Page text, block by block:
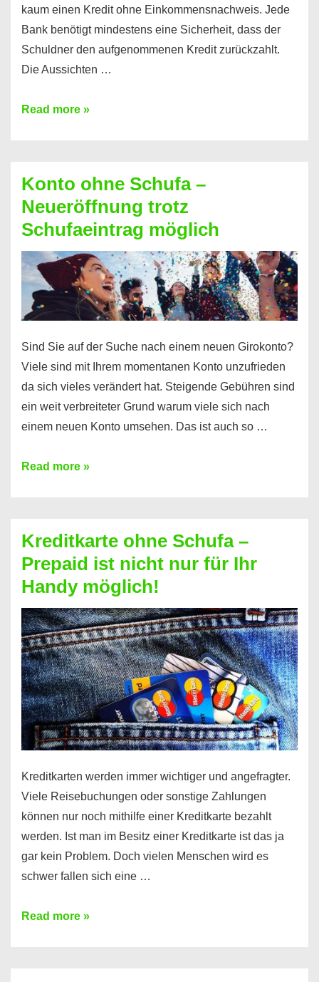
kaum einen Kredit ohne Einkommensnachweis. Jede
Bank benötigt mindestens eine Sicherheit, dass der
Schuldner den aufgenommenen Kredit zurückzahlt.
Die Aussichten …
Mit
Sie
einen
Kredit
ohne
Einkommensnachweis
Read more »
Konto ohne Schufa –
Neueröffnung trotz
Schufaeintrag möglich
Sind Sie auf der Suche nach einem neuen Girokonto?
Viele sind mit Ihrem momentanen Konto unzufrieden
da sich vieles verändert hat. Steigende Gebühren sind
ein weit verbreiteter Grund warum viele sich nach
einem neuen Konto umsehen. Das ist auch so …
Konto
Neueröffnung
trotz
Schufaeintrag
möglich
Read more »
Kreditkarte ohne Schufa –
Prepaid ist nicht nur für Ihr
Handy möglich!
Kreditkarten werden immer wichtiger und angefragter.
Viele Reisebuchungen oder sonstige Zahlungen
können nur noch mithilfe einer Kreditkarte bezahlt
werden. Ist man im Besitz einer Kreditkarte ist das ja
gar kein Problem. Doch vielen Menschen wird es
schwer fallen sich eine …
Kreditkarte
Read more »